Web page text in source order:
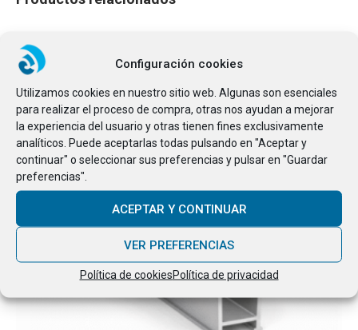
Configuración cookies
Utilizamos cookies en nuestro sitio web. Algunas son esenciales
para realizar el proceso de compra, otras nos ayudan a mejorar
la experiencia del usuario y otras tienen fines exclusivamente
analíticos. Puede aceptarlas todas pulsando en "Aceptar y
continuar" o seleccionar sus preferencias y pulsar en "Guardar
preferencias".
ACEPTAR Y CONTINUAR
VER PREFERENCIAS
Política de cookiesPolítica de privacidad